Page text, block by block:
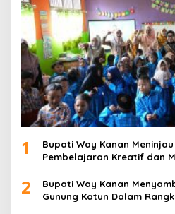
1
Bupati Way Kanan
Pembelajaran Kreatif dan
2
Bupati Way Kanan
Gunung Katun Dalam